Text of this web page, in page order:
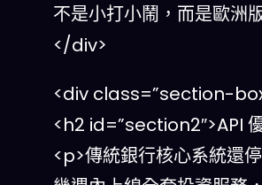
不是小打小鬧，而是歐
</div>
<div class=”section-
<h2 id=”section2″>API
<p>傳統銀行核心系統還